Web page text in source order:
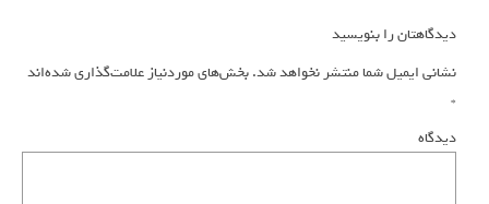
دیدگاهتان را بنویسید
نشانی ایمیل شما منتشر نخواهد شد.بخش‌های موردنیاز علامت‌گذاری شده‌اند
*
دیدگاه